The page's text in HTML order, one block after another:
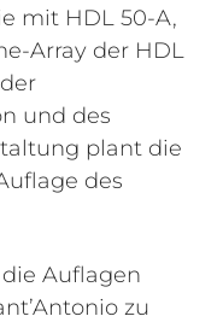
mit HDL 50-A,
Array der HDL
und des
plant die
des
Auflagen
zu